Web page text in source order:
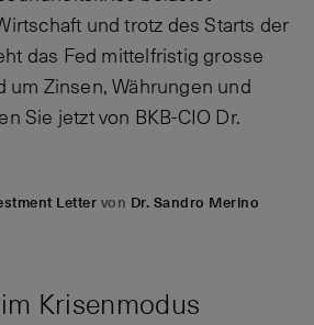
und trotz des Starts der
das Fed mittelfristig grosse
um Zinsen, Währungen und
Sie jetzt von BKB-CIO Dr.
Letter von Dr. Sandro Merino
Krisenmodus